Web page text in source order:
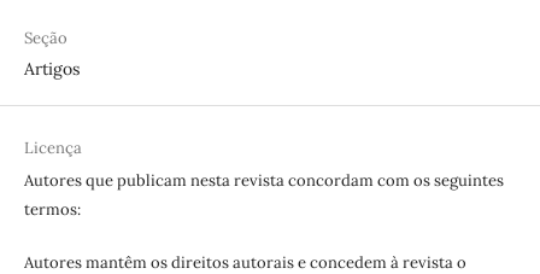
Seção
Artigos
Licença
Autores que publicam nesta revista concordam com os seguintes
termos:
Autores mantêm os direitos autorais e concedem à revista o